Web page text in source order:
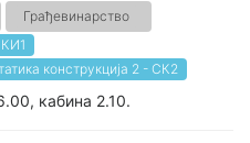
Грађевинарство
конструкција 2 - СК2
кабина 2.10.